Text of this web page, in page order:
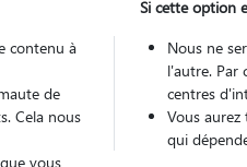
contenu à
de
Cela nous
vous
Si cette option
Nous ne
l'autre. Par
centres
Vous
qui